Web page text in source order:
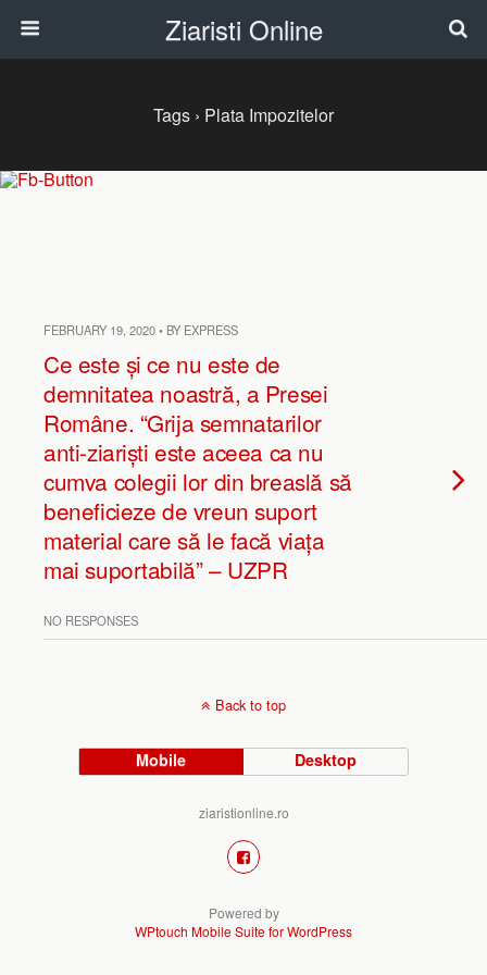
Ziaristi Online
Tags › Plata Impozitelor
FEBRUARY 19, 2020 • BY EXPRESS
Ce este și ce nu este de
demnitatea noastră, a Presei
Române. “Grija semnatarilor
anti-ziariști este aceea ca nu
cumva colegii lor din breaslă să
beneficieze de vreun suport
material care să le facă viața
mai suportabilă” – UZPR
NO RESPONSES
Back to top
Mobile Desktop
ziaristionline.ro
Powered by
WPtouch Mobile Suite for WordPress